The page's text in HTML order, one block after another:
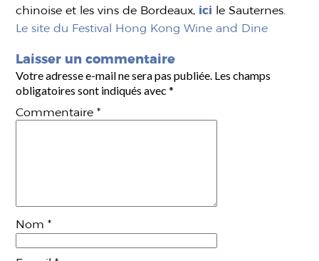
chinoise et les vins de Bordeaux, ici le Sauternes.
Le site du Festival Hong Kong Wine and Dine
Laisser un commentaire
Votre adresse e-mail ne sera pas publiée. Les champs
obligatoires sont indiqués avec*
Commentaire*
Nom*